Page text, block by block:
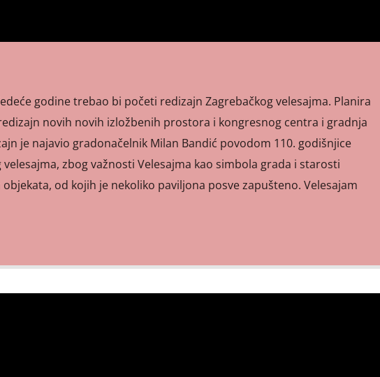
godine trebao bi početi redizajn Zagrebačkog velesajma. Planira
novih novih izložbenih prostora i kongresnog centra i gradnja
je najavio gradonačelnik Milan Bandić povodom 110. godišnjice
velesajma, zbog važnosti Velesajma kao simbola grada i starosti
od kojih je nekoliko paviljona posve zapušteno. Velesajam